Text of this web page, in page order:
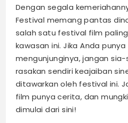
Dengan segala
Festival memang pantas
salah satu festival film
kawasan ini. Jika Anda
mengunjunginya, jangan sia-
rasakan sendiri keajaiban
ditawarkan oleh festival ini.
film punya cerita, dan
dimulai dari sini!